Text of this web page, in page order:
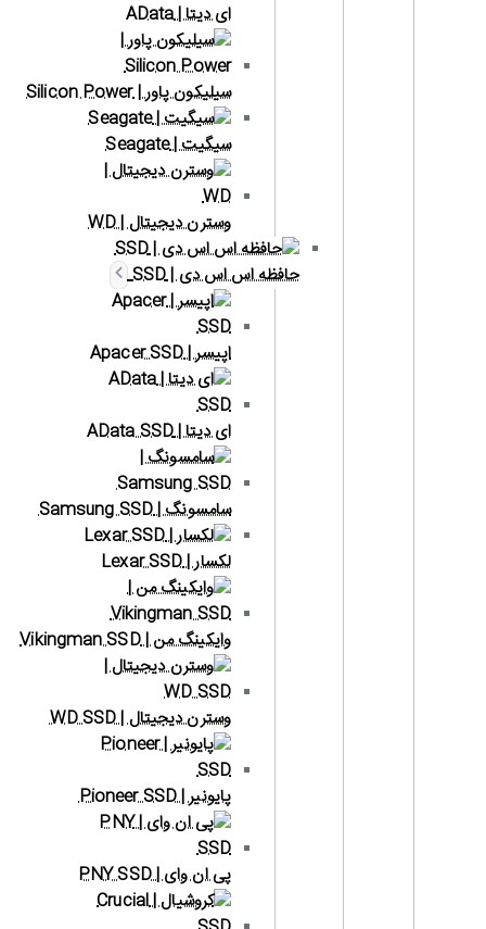
ای دیتا | AData
سیلیکون پاور | Silicon Power
سیگیت | Seagate
وسترن دیجیتال | WD
حافظه اس اس دی | SSD
اپیسر | Apacer SSD
ای دیتا | AData SSD
سامسونگ | Samsung SSD
لکسار | Lexar SSD
وایکینگ من | Vikingman SSD
وسترن دیجیتال | WD SSD
پایونیر | Pioneer SSD
پی ان وای | PNY SSD